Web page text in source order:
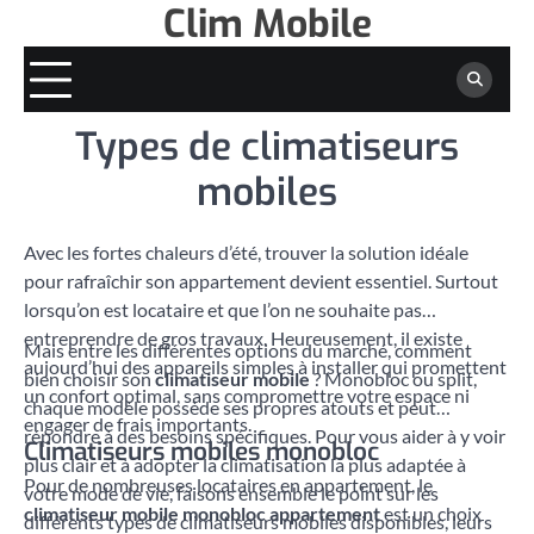
content
Clim Mobile
Types de climatiseurs
mobiles
Avec les fortes chaleurs d’été, trouver la solution idéale
pour rafraîchir son appartement devient essentiel. Surtout
lorsqu’on est locataire et que l’on ne souhaite pas
entreprendre de gros travaux. Heureusement, il existe
aujourd’hui des appareils simples à installer qui promettent
un confort optimal, sans compromettre votre espace ni
engager de frais importants.
Mais entre les différentes options du marché, comment
bien choisir sonclimatiseur mobile? Monobloc ou split,
chaque modèle possède ses propres atouts et peut
répondre à des besoins spécifiques. Pour vous aider à y voir
plus clair et à adopter la climatisation la plus adaptée à
votre mode de vie, faisons ensemble le point sur les
différents types de climatiseurs mobiles disponibles, leurs
Climatiseurs mobiles monobloc
Pour de nombreuses locataires en appartement, le
climatiseur mobile monobloc appartementest un choix